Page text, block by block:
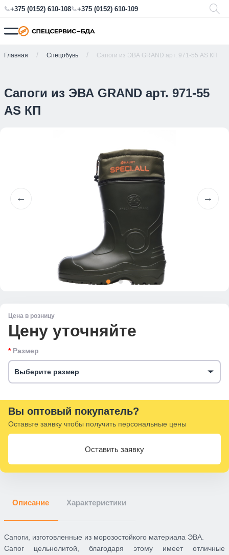
+375 (0152) 610-108 +375 (0152) 610-109
Главная Спецобувь Сапоги из ЭВА GRAND арт. 971-55 AS КП
Сапоги из ЭВА GRAND арт. 971-55
AS КП
Цена в розницу
Цену уточняйте
Размер
Выберите размер
Вы оптовый покупатель?
Оставьте заявку чтобы получить персональные цены
Оставить заявку
Описание Характеристики
Сапоги, изготовленные из морозостойкого материала ЭВА.
Сапог цельнолитой, благодаря этому имеет отличные